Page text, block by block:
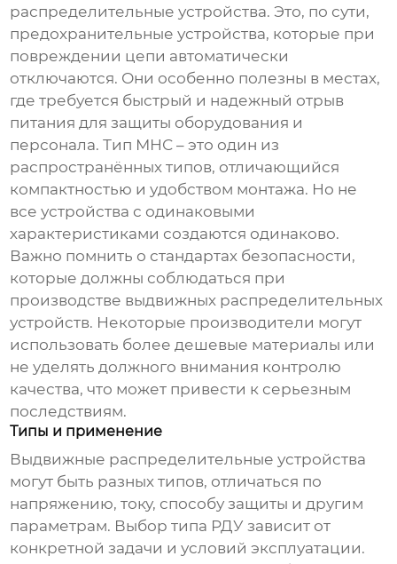
распределительные устройства. Это, по сути,
предохранительные устройства, которые при
повреждении цепи автоматически
отключаются. Они особенно полезны в местах,
где требуется быстрый и надежный отрыв
питания для защиты оборудования и
персонала. Тип МНС – это один из
распространённых типов, отличающийся
компактностью и удобством монтажа. Но не
все устройства с одинаковыми
характеристиками создаются одинаково.
Важно помнить о стандартах безопасности,
которые должны соблюдаться при
производстве выдвижных распределительных
устройств. Некоторые производители могут
использовать более дешевые материалы или
не уделять должного внимания контролю
качества, что может привести к серьезным
последствиям.
Типы и применение
Выдвижные распределительные устройства
могут быть разных типов, отличаться по
напряжению, току, способу защиты и другим
параметрам. Выбор типа РДУ зависит от
конкретной задачи и условий эксплуатации.